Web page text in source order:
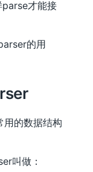
parse才能接
的用
用的数据结构
叫做：